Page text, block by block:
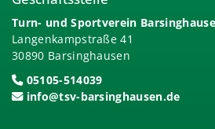
Turn- und Sportverein
Langenkampstraße 41
30890 Barsinghausen
05105-514039
info@tsv-barsinghausen.de